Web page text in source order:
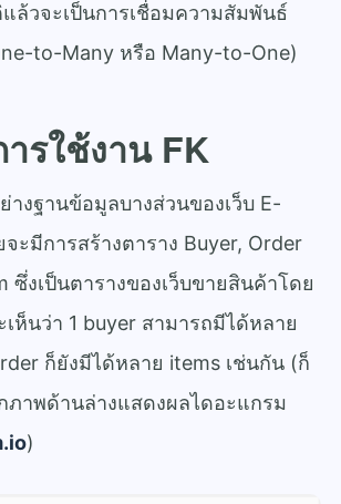
ล้วจะเป็นการเชื่อมความสัมพันธ์
to-Many หรือ Many-to-One)
รใช้งาน FK
งฐานข้อมูลบางส่วนของเว็บ E-
ะมีการสร้างตาราง Buyer, Order
ซึ่งเป็นตารางของเว็บขายสินค้าโดย
เห็นว่า 1 buyer สามารถมีได้หลาย
ก็ยังมีได้หลาย items เช่นกัน (ก็
ภาพด้านล่างแสดงผลไดอะแกรม
)